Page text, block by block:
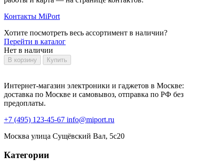
Контакты MiPort
Хотите посмотреть весь ассортимент в наличии?
Перейти в каталог
Нет в наличии
В корзину Купить
Интернет-магазин электроники и гаджетов в Москве:
доставка по Москве и самовывоз, отправка по РФ без
предоплаты.
+7 (495) 123-45-67 info@miport.ru
Москва улица Сущёвский Вал, 5с20
Категории